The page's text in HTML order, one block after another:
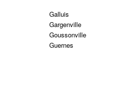
Galluis
Gargenville
Goussonville
Guernes